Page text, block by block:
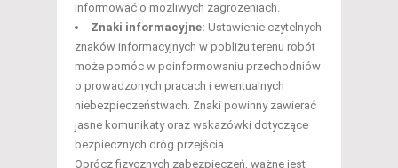
informować o możliwych zagrożeniach.
Znaki informacyjne: Ustawienie czytelnych
znaków informacyjnych w pobliżu terenu robót
może pomóc w poinformowaniu przechodniów
o prowadzonych pracach i ewentualnych
niebezpieczeństwach. Znaki powinny zawierać
jasne komunikaty oraz wskazówki dotyczące
bezpiecznych dróg przejścia.
Oprócz fizycznych zabezpieczeń, ważne jest